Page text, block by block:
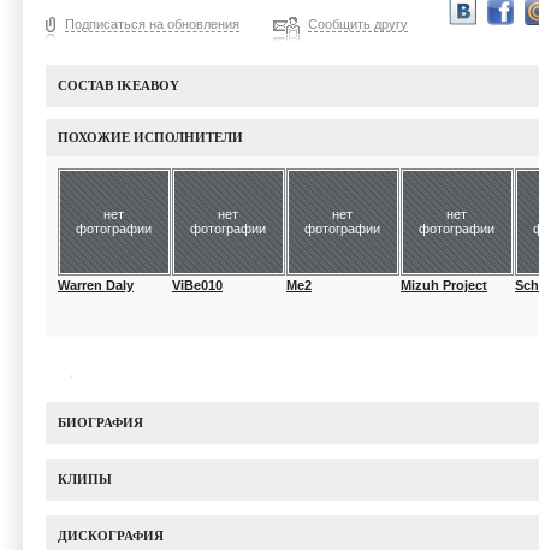
Подписаться на обновления Сообщить другу
СОСТАВ IKEABOY
ПОХОЖИЕ ИСПОЛНИТЕЛИ
нет
фотографии
Warren Daly
нет
фотографии
ViBe010
нет
фотографии
Me2
нет
фотографии
Mizuh Project
БИОГРАФИЯ
КЛИПЫ
ДИСКОГРАФИЯ